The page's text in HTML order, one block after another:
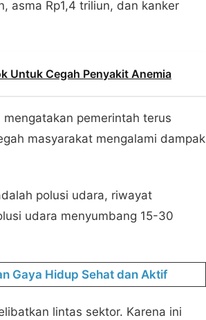
asma Rp1,4 triliun, dan kanker
Untuk Cegah Penyakit Anemia
pemerintah terus
masyarakat mengalami dampak
polusi udara, riwayat
udara menyumbang 15-30
Gaya Hidup Sehat dan Aktif
lintas sektor. Karena ini